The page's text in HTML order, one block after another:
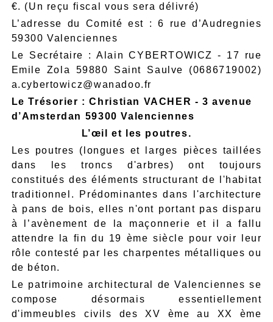
€. (Un reçu fiscal vous sera délivré)
L’adresse du Comité est : 6 rue d’Audregnies
59300 Valenciennes
Le Secrétaire : Alain CYBERTOWICZ - 17 rue
Emile Zola 59880 Saint Saulve (0686719002)
a.cybertowicz@wanadoo.fr
Le Trésorier : Christian VACHER - 3 avenue
d’Amsterdan 59300 Valenciennes
L’œil et les poutres.
Les poutres (longues et larges pièces taillées
dans les troncs d'arbres) ont toujours
constitués des éléments structurant de l'habitat
traditionnel. Prédominantes dans l'architecture
à pans de bois, elles n'ont portant pas disparu
à l’avènement de la maçonnerie et il a fallu
attendre la fin du 19 ème siècle pour voir leur
rôle contesté par les charpentes métalliques ou
de béton.
Le patrimoine architectural de Valenciennes se
compose désormais essentiellement
d'immeubles civils des XV ème au XX ème